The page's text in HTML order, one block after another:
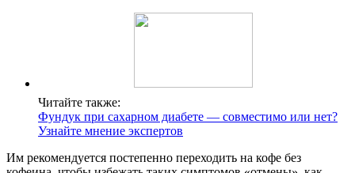
Читайте также:
Фундук при сахарном диабете — совместимо или нет?
Узнайте мнение экспертов
Им рекомендуется постепенно переходить на кофе без